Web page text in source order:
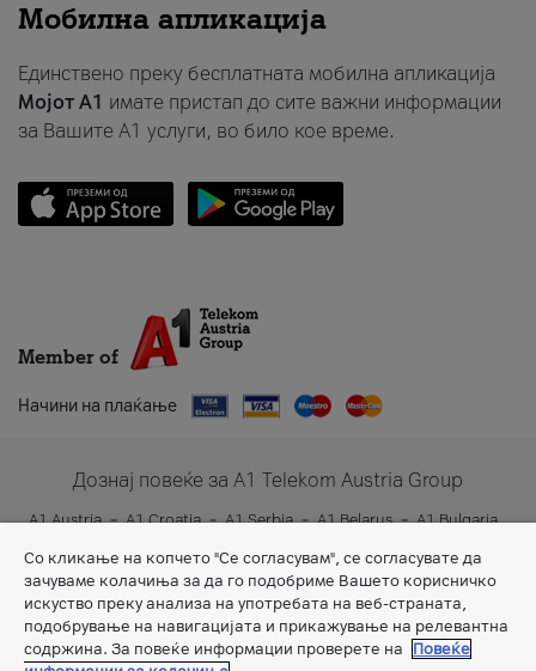
Мобилна апликација
Единствено преку бесплатната мобилна апликација
Мојот A1 имате пристап до сите важни информации
за Вашите A1 услуги, во било кое време.
Member of
Начини на плаќање
Дознај повеќе за A1 Telekom Austria Group
A1 Austria A1 Croatia A1 Serbia A1 Belarus
A1 Bulgaria
Со кликање на копчето "Се согласувам", се согласувате да
зачуваме колачиња за да го подобриме Вашето корисничко
искуство преку анализа на употребата на веб-страната,
подобрување на навигацијата и прикажување на релевантна
содржина. За повеќе информации проверете на
Повеќе